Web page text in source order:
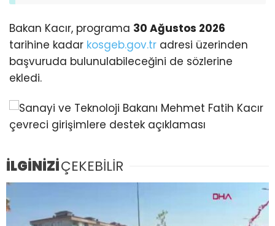
Bakan Kacır, programa 30 Ağustos 2026
tarihine kadar kosgeb.gov.tr adresi üzerinden
başvuruda bulunulabileceğini de sözlerine
ekledi.
İLGİNİZİÇEKEBİLİR